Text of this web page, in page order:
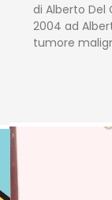
di Alberto Del
2004 ad
tumore